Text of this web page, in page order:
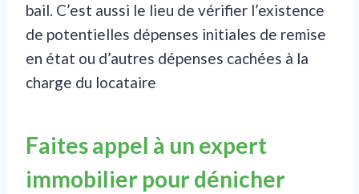
bail. C’est aussi le lieu de vérifier l’existence
de potentielles dépenses initiales de remise
en état ou d’autres dépenses cachées à la
charge du locataire
Faites appel à un expert
immobilier pour dénicher